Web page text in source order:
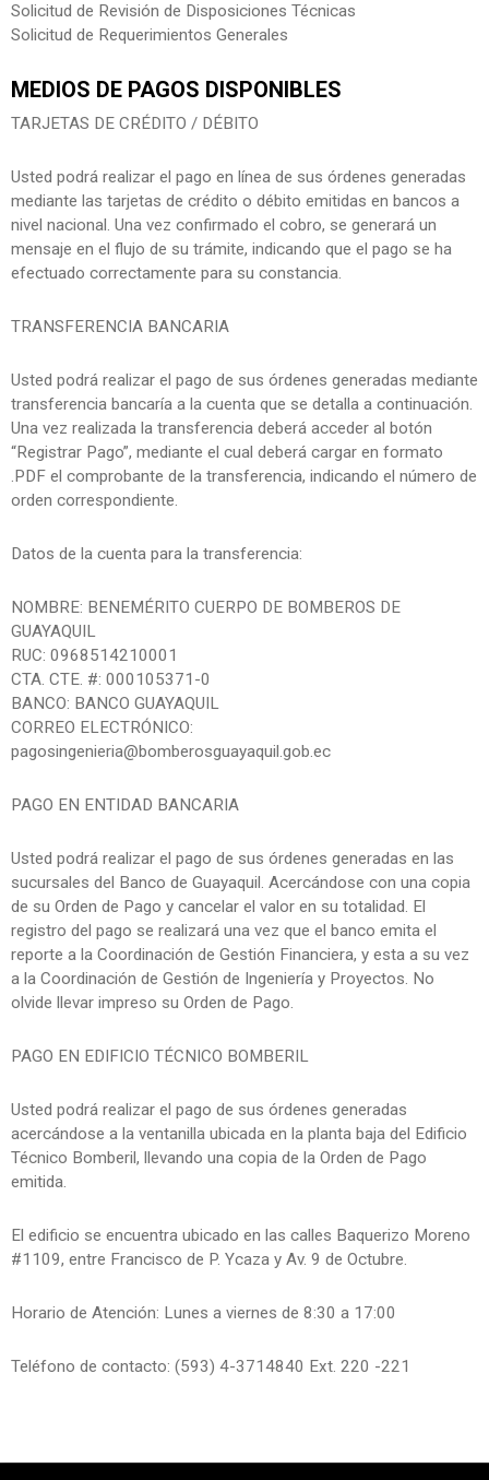
Solicitud de Revisión de Disposiciones Técnicas
Solicitud de Requerimientos Generales
MEDIOS DE PAGOS DISPONIBLES
TARJETAS DE CRÉDITO / DÉBITO
Usted podrá realizar el pago en línea de sus órdenes generadas
mediante las tarjetas de crédito o débito emitidas en bancos a
nivel nacional. Una vez confirmado el cobro, se generará un
mensaje en el flujo de su trámite, indicando que el pago se ha
efectuado correctamente para su constancia.
TRANSFERENCIA BANCARIA
Usted podrá realizar el pago de sus órdenes generadas mediante
transferencia bancaría a la cuenta que se detalla a continuación.
Una vez realizada la transferencia deberá acceder al botón
“Registrar Pago”, mediante el cual deberá cargar en formato
.PDF el comprobante de la transferencia, indicando el número de
orden correspondiente.
Datos de la cuenta para la transferencia:
NOMBRE: BENEMÉRITO CUERPO DE BOMBEROS DE
GUAYAQUIL
RUC: 0968514210001
CTA. CTE. #: 000105371-0
BANCO: BANCO GUAYAQUIL
CORREO ELECTRÓNICO:
pagosingenieria@bomberosguayaquil.gob.ec
PAGO EN ENTIDAD BANCARIA
Usted podrá realizar el pago de sus órdenes generadas en las
sucursales del Banco de Guayaquil. Acercándose con una copia
de su Orden de Pago y cancelar el valor en su totalidad. El
registro del pago se realizará una vez que el banco emita el
reporte a la Coordinación de Gestión Financiera, y esta a su vez
a la Coordinación de Gestión de Ingeniería y Proyectos. No
olvide llevar impreso su Orden de Pago.
PAGO EN EDIFICIO TÉCNICO BOMBERIL
Usted podrá realizar el pago de sus órdenes generadas
acercándose a la ventanilla ubicada en la planta baja del Edificio
Técnico Bomberil, llevando una copia de la Orden de Pago
emitida.
El edificio se encuentra ubicado en las calles Baquerizo Moreno
#1109, entre Francisco de P. Ycaza y Av. 9 de Octubre.
Horario de Atención: Lunes a viernes de 8:30 a 17:00
Teléfono de contacto: (593) 4-3714840 Ext. 220 -221